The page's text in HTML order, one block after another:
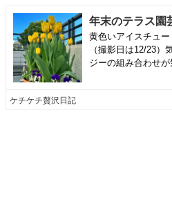
年末のテラス園
黄色いアイスチュー
（撮影日は12/23）
ジーの組み合わせ
ケチケチ贅沢日記